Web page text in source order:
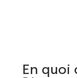
En quoi